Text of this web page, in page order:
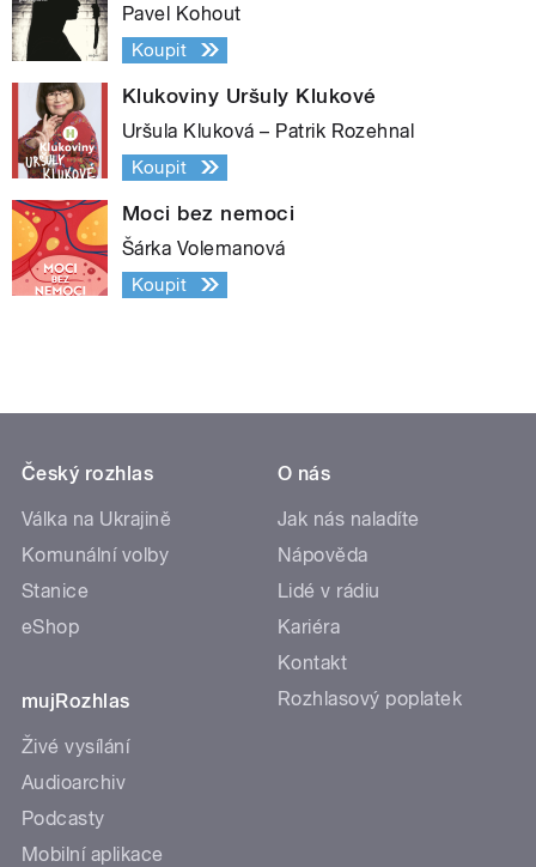
Pavel Kohout
Koupit
Klukoviny Uršuly Klukové
Uršula Kluková – Patrik Rozehnal
Koupit
Moci bez nemoci
Šárka Volemanová
Koupit
Český rozhlas
Válka na Ukrajině
Komunální volby
Stanice
eShop
mujRozhlas
Živé vysílání
Audioarchiv
Podcasty
Mobilní aplikace
O nás
Jak nás naladíte
Nápověda
Lidé v rádiu
Kariéra
Kontakt
Rozhlasový poplatek